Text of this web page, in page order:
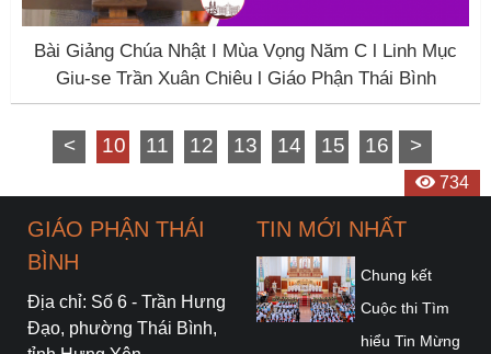
750
714
673
666
763
672
776
784
924
598
696
Bài Giảng Chúa Nhật I Mùa Vọng Năm C l Linh Mục
Giu-se Trần Xuân Chiêu l Giáo Phận Thái Bình
734
< 10 11 12 13 14 15 16 >
GIÁO PHẬN THÁI
BÌNH
Địa chỉ: Số 6 - Trần Hưng
Đạo, phường Thái Bình,
TIN MỚI NHẤT
Chung kết
Cuộc thi Tìm
hiểu Tin Mừng